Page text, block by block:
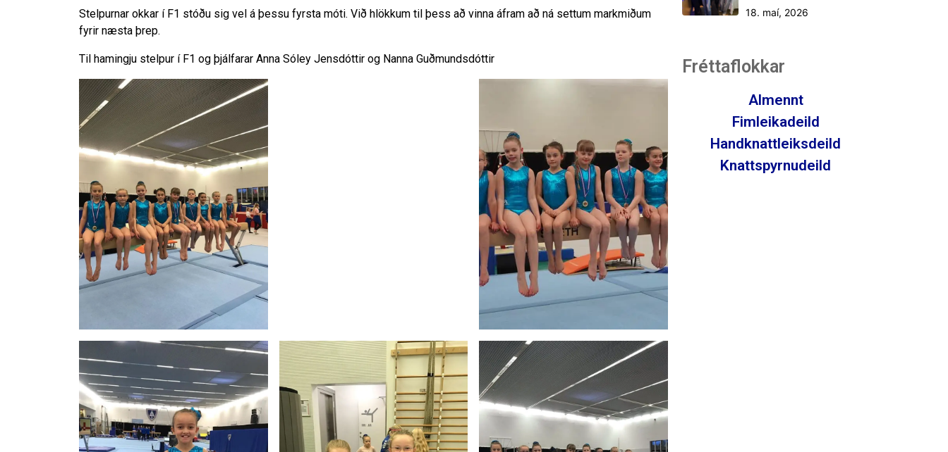
Stelpurnar okkar í F1 stóðu sig vel á þessu fyrsta móti. Við hlökkum til þess að vinna áfram að ná settum markmiðum
fyrir næsta þrep.
Til hamingju stelpur í F1 og þjálfarar Anna Sóley Jensdóttir og Nanna Guðmundsdóttir
18. maí, 2026
Fréttaflokkar
Almennt
Fimleikadeild
Handknattleiksdeild
Knattspyrnudeild